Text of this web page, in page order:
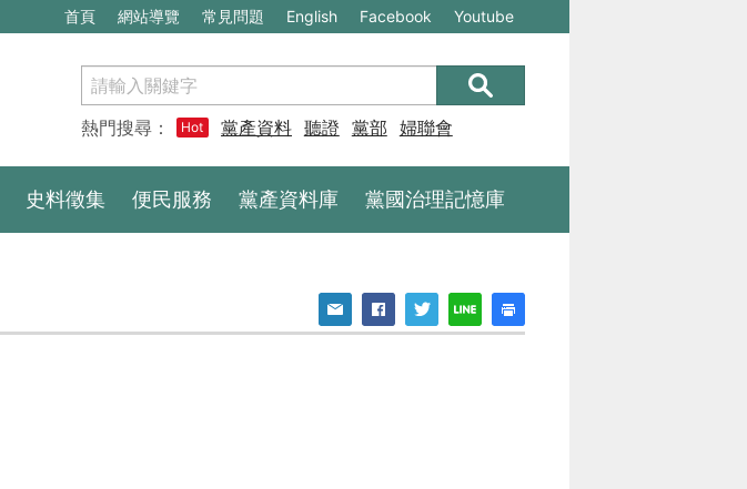
首頁 網站導覽 常見問題 English
(另
視
開
個
Facebook
(另
開
個
Youtube
搜
尋
熱門搜尋：
Hot 黨產資料庫聽證 黨部 婦聯會
史料徵集 便民服務 黨產資料庫 黨國治理記憶庫